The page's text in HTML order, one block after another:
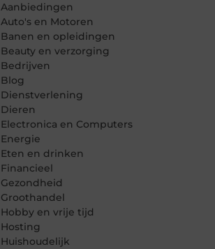
Aanbiedingen
Auto's en Motoren
Banen en opleidingen
Beauty en verzorging
Bedrijven
Blog
Dienstverlening
Dieren
Electronica en Computers
Energie
Eten en drinken
Financieel
Gezondheid
Groothandel
Hobby en vrije tijd
Hosting
Huishoudelijk